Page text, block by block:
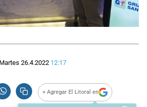
Martes 26.4.2022 12:17
+ Agregar El Litoral en